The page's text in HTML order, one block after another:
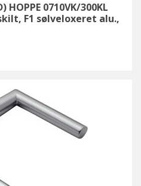
HOPPE 0710VK/300KL
F1 sølveloxeret alu.,